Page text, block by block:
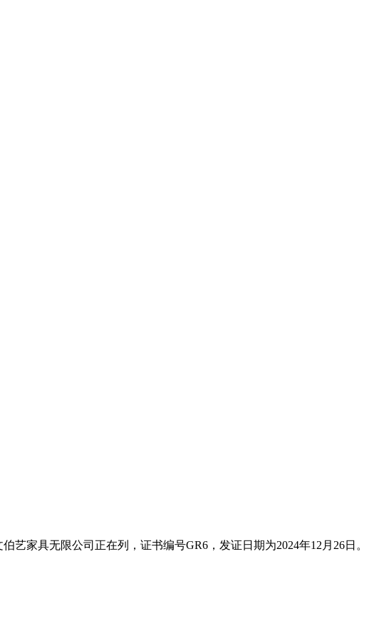
家具无限公司正在列，证书编号GR6，发证日期为2024年12月26日。